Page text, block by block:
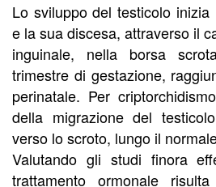
Lo sviluppo del testicolo
e la sua discesa, attraverso il
inguinale, nella borsa
trimestre di gestazione,
perinatale. Per
della migrazione del
verso lo scroto, lungo il
Valutando gli studi finora
trattamento ormonale